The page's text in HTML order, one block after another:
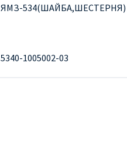
ЯМЗ-534(ШАЙБА,ШЕСТЕРНЯ)
5340-1005002-03